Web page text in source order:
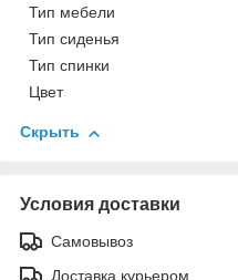
Тип мебели
Тип сиденья
Тип спинки
Цвет
Скрыть
Условия доставки
Самовывоз
Доставка курьером